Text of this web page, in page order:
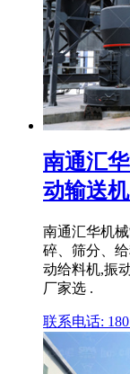
南通汇
动输送
南通汇华机
碎、筛分、
动给料机,振
厂家选 .
联系电话: 180